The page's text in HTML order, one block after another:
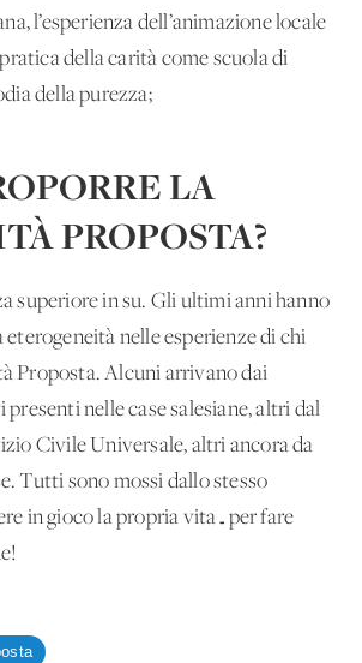
l’esperienza dell’animazione locale
della carità come scuola di
della purezza;
LA
PROPOSTA?
superiore in su. Gli ultimi anni hanno
nelle esperienze di chi
Proposta. Alcuni arrivano dai
nelle case salesiane, altri dal
Civile Universale, altri ancora da
Tutti sono mossi dallo stesso
in gioco la propria vita…per fare